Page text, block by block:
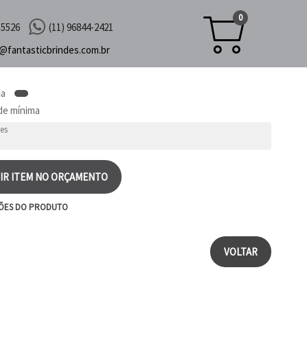
(11) 96844-2421
fantasticbrindes.com.br
0
mínima
ITEM NO ORÇAMENTO
DO PRODUTO
VOLTAR